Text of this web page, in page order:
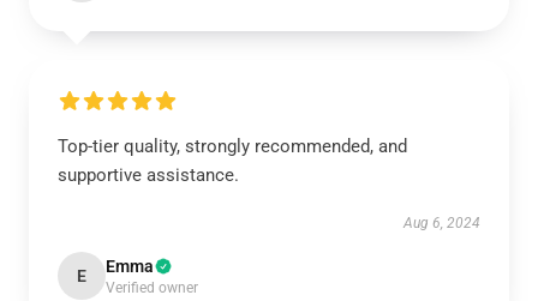
Top-tier quality, strongly recommended, and
supportive assistance.
Aug 6, 2024
E Emma
Verified owner